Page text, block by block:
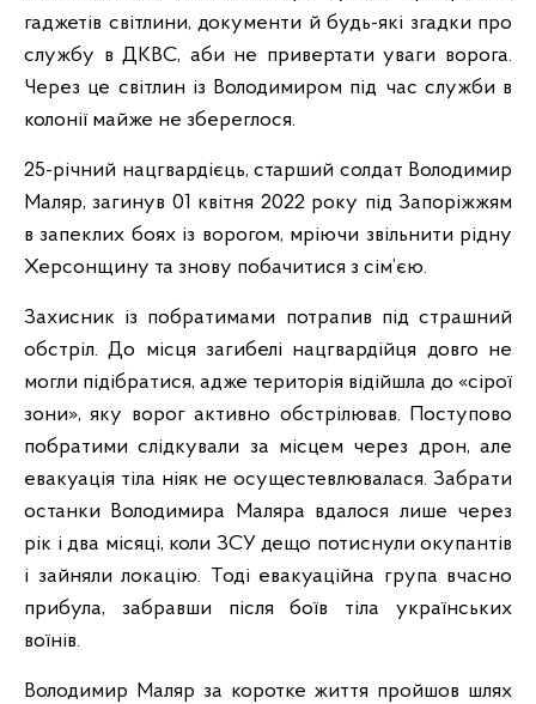
гаджетів світлини, документи й будь-які згадки про
службу в ДКВС, аби не привертати уваги ворога.
Через це світлин із Володимиром під час служби в
колонії майже не збереглося.
25-річний нацгвардієць, старший солдат Володимир
Маляр, загинув 01 квітня 2022 року під Запоріжжям
в запеклих боях із ворогом, мріючи звільнити рідну
Херсонщину та знову побачитися з сім’єю.
Захисник із побратимами потрапив під страшний
обстріл. До місця загибелі нацгвардійця довго не
могли підібратися, адже територія відійшла до «сірої
зони», яку ворог активно обстрілював. Поступово
побратими слідкували за місцем через дрон, але
евакуація тіла ніяк не осущестевлювалася. Забрати
останки Володимира Маляра вдалося лише через
рік і два місяці, коли ЗСУ дещо потиснули окупантів
і зайняли локацію. Тоді евакуаційна група вчасно
прибула, забравши після боїв тіла українських
воїнів.
Володимир Маляр за коротке життя пройшов шлях